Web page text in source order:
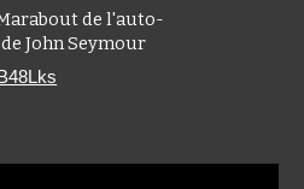
de l'auto-
John Seymour